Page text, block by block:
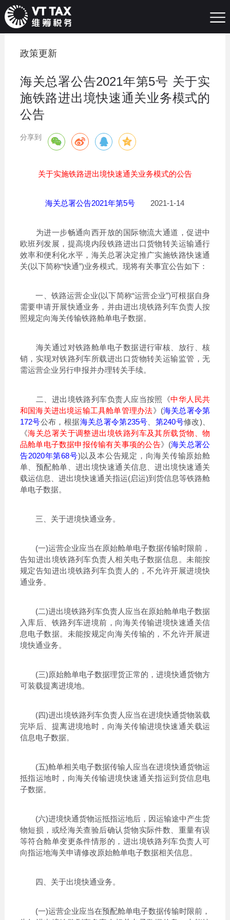
政策更新
海关总署公告2021年第5号 关于实
施铁路进出境快速通关业务模式的
公告
分享到
关于实施铁路进出境快速通关业务模式的公告
海关总署公告2021年第5号 2021-1-14
为进一步畅通向西开放的国际物流大通道，促进中
欧班列发展，提高境内段铁路进出口货物转关运输通行
效率和便利化水平，海关总署决定推广实施铁路快速通
关(以下简称“快通”)业务模式。现将有关事宜公告如下：
一、铁路运营企业(以下简称“运营企业”)可根据自身
需要申请开展快通业务，并由进出境铁路列车负责人按
照规定向海关传输铁路舱单电子数据。
海关通过对铁路舱单电子数据进行审核、放行、核
销，实现对铁路列车所载进出口货物转关运输监管，无
需运营企业另行申报并办理转关手续。
二、进出境铁路列车负责人应当按照《中华人民共
和国海关进出境运输工具舱单管理办法》(海关总署令第
172号公布，根据海关总署令第235号 第240号修改)、
《海关总署关于调整进出境铁路列车及其所载货物、物
品舱单电子数据申报传输有关事项的公告》(海关总署公
告2020年第68号)以及本公告规定，向海关传输原始舱
单、预配舱单、进出境快速通关信息、进出境快速通关
载运信息、进出境快速通关指运(启运)到货信息等铁路舱
单电子数据。
三、关于进境快通业务。
(一)运营企业应当在原始舱单电子数据传输时限前，
告知进出境铁路列车负责人相关电子数据信息。未能按
规定告知进出境铁路列车负责人的，不允许开展进境快
通业务。
(二)进出境铁路列车负责人应当在原始舱单电子数据
入库后、铁路列车进境前，向海关传输进境快速通关信
息电子数据。未能按规定向海关传输的，不允许开展进
境快通业务。
(三)原始舱单电子数据理货正常的，进境快通货物方
可装载提离进境地。
(四)进出境铁路列车负责人应当在进境快通货物装载
完毕后、提离进境地时，向海关传输进境快速通关载运
信息电子数据。
(五)舱单相关电子数据传输人应当在进境快通货物运
抵指运地时，向海关传输进境快速通关指运到货信息电
子数据。
(六)进境快通货物运抵指运地后，因运输途中产生货
物短损，或经海关查验后确认货物实际件数、重量有误
等符合舱单变更条件情形的，进出境铁路列车负责人可
向指运地海关申请修改原始舱单电子数据相关信息。
四、关于出境快通业务。
(一)运营企业应当在预配舱单电子数据传输时限前，